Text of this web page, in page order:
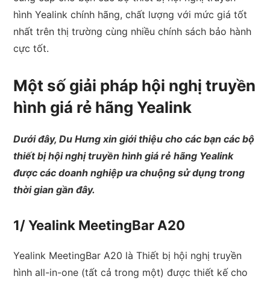
hình Yealink chính hãng, chất lượng với mức giá tốt
nhất trên thị trường cùng nhiều chính sách bảo hành
cực tốt.
Một số giải pháp hội nghị truyền
hình giá rẻ hãng Yealink
Dưới đây, Du Hưng xin giới thiệu cho các bạn các bộ
thiết bị hội nghị truyền hình giá rẻ hãng Yealink
được các doanh nghiệp ưa chuộng sử dụng trong
thời gian gần đây.
1/ Yealink MeetingBar A20
Yealink MeetingBar A20 là Thiết bị hội nghị truyền
hình all-in-one (tất cả trong một) được thiết kế cho